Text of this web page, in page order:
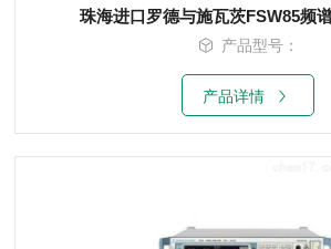
珠海进口罗德与施瓦茨FSW85频
产品型号：
产品详情